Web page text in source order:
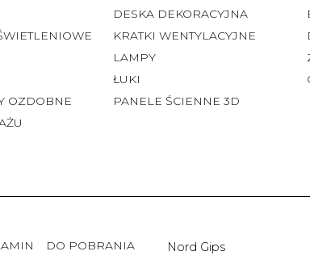
OZDOBNE
DESKA DEKORACYJNA
KRATKI WENTYLACYJNE
LAMPY
ŁUKI
PANELE ŚCIENNE 3D
DO POBRANIA Nord Gips